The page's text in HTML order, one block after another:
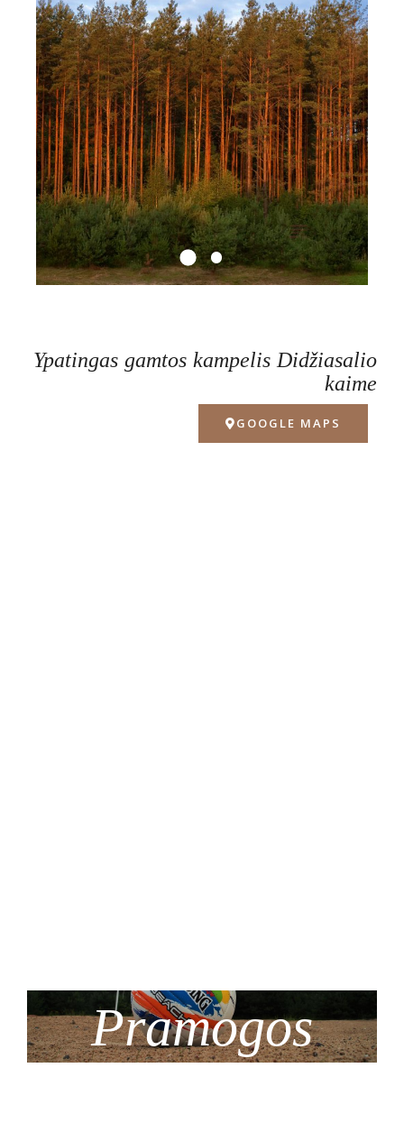
Ypatingas gamtos kampelis Didžiasalio
kaime
GOOGLE MAPS
Pramogos